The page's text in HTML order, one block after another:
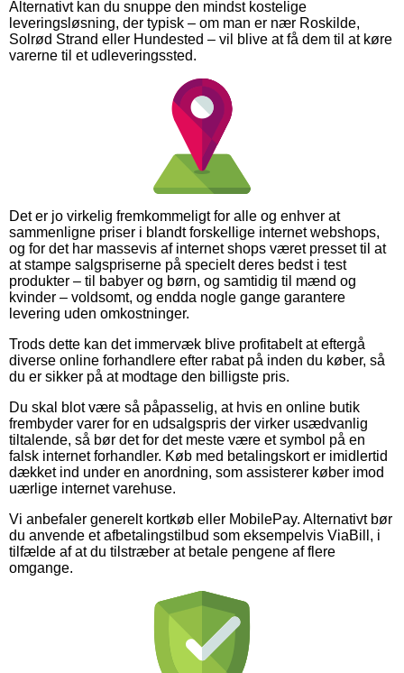
Alternativt kan du snuppe den mindst kostelige
leveringsløsning, der typisk – om man er nær Roskilde,
Solrød Strand eller Hundested – vil blive at få dem til at køre
varerne til et udleveringssted.
Det er jo virkelig fremkommeligt for alle og enhver at
sammenligne priser i blandt forskellige internet webshops,
og for det har massevis af internet shops været presset til at
at stampe salgspriserne på specielt deres bedst i test
produkter – til babyer og børn, og samtidig til mænd og
kvinder – voldsomt, og endda nogle gange garantere
levering uden omkostninger.
Trods dette kan det immervæk blive profitabelt at eftergå
diverse online forhandlere efter rabat på inden du køber, så
du er sikker på at modtage den billigste pris.
Du skal blot være så påpasselig, at hvis en online butik
frembyder varer for en udsalgspris der virker usædvanlig
tiltalende, så bør det for det meste være et symbol på en
falsk internet forhandler. Køb med betalingskort er imidlertid
dækket ind under en anordning, som assisterer køber imod
uærlige internet varehuse.
Vi anbefaler generelt kortkøb eller MobilePay. Alternativt bør
du anvende et afbetalingstilbud som eksempelvis ViaBill, i
tilfælde af at du tilstræber at betale pengene af flere
omgange.